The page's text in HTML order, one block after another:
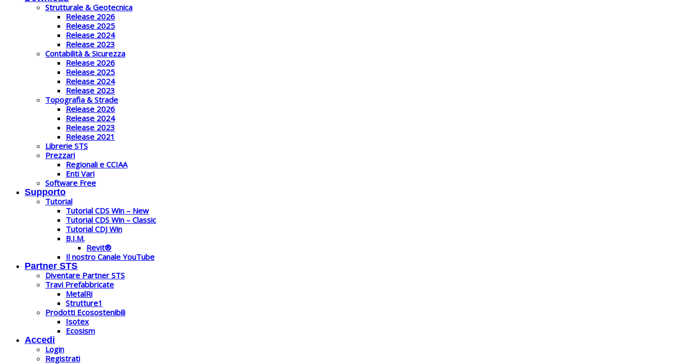
Strutturale & Geotecnica
Release 2026
Release 2025
Release 2024
Release 2023
Contabilità & Sicurezza
Release 2026
Release 2025
Release 2024
Release 2023
Topografia & Strade
Release 2026
Release 2024
Release 2023
Release 2021
Librerie STS
Prezzari
Regionali e CCIAA
Enti Vari
Software Free
Supporto
Tutorial
Tutorial CDS Win – New
Tutorial CDS Win – Classic
Tutorial CDJ Win
B.I.M.
Revit®
Il nostro Canale YouTube
Partner STS
Diventare Partner STS
Travi Prefabbricate
MetalRi
Strutture1
Prodotti Ecosostenibili
Isotex
Ecosism
Accedi
Login
Registrati